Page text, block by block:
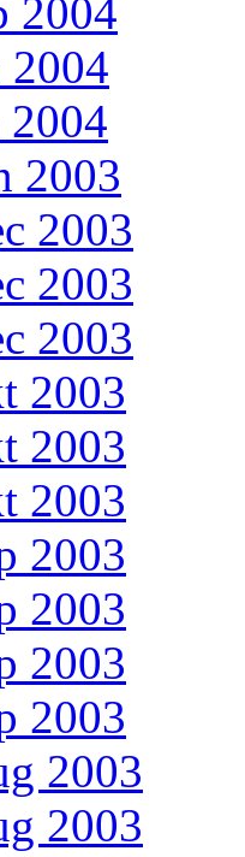
2004
2004
2004
2003
2003
2003
2003
2003
2003
2003
2003
2003
2003
2003
2003
2003